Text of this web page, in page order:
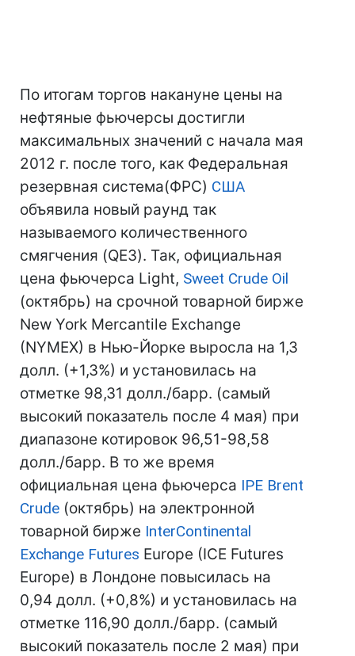
По итогам торгов накануне цены на
нефтяные фьючерсы достигли
максимальных значений с начала мая
2012 г. после того, как Федеральная
резервная система(ФРС) США
объявила новый раунд так
называемого количественного
смягчения (QE3). Так, официальная
цена фьючерса Light, Sweet Crude Oil
(октябрь) на срочной товарной бирже
New York Mercantile Exchange
(NYMEX) в Нью-Йорке выросла на 1,3
долл. (+1,3%) и установилась на
отметке 98,31 долл./барр. (самый
высокий показатель после 4 мая) при
диапазоне котировок 96,51-98,58
долл./барр. В то же время
официальная цена фьючерса IPE Brent
Crude (октябрь) на электронной
товарной бирже InterContinental
Exchange Futures Europe (IСE Futures
Europe) в Лондоне повысилась на
0,94 долл. (+0,8%) и установилась на
отметке 116,90 долл./барр. (самый
высокий показатель после 2 мая) при